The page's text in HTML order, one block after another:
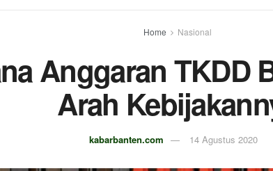
Home Nasional
Anggaran TKDD
Arah
kabarbanten.com 14 Agustus 2020